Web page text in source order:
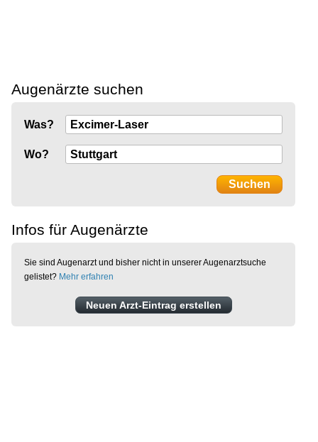
Augenärzte suchen
Was?
Wo?
Infos für Augenärzte
Sie sind Augenarzt und bisher nicht in unserer Augenarztsuche
gelistet? Mehr erfahren
Neuen Arzt-Eintrag erstellen